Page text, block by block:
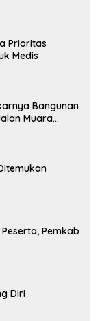
Prioritas
Medis
Bangunan
Muara
Pemkab
Diri